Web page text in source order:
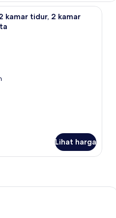
Seprai premium, selimut bulu
Kondominium Premium, 2 kamar
kamar tidur, 2 kamar
Lihat harga
Service Suite at Times